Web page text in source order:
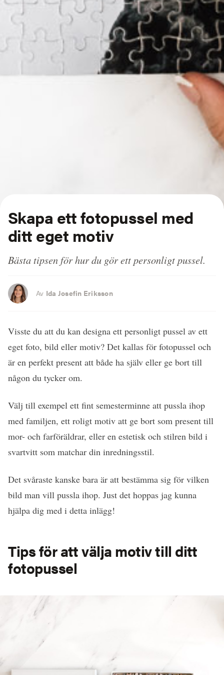
Skapa ett fotopussel med
ditt eget motiv
Bästa tipsen för hur du gör ett personligt pussel.
Av Ida Josefin Eriksson
Visste du att du kan designa ett personligt pussel av ett
eget foto, bild eller motiv? Det kallas för fotopussel och
är en perfekt present att både ha själv eller ge bort till
någon du tycker om.
Välj till exempel ett fint semesterminne att pussla ihop
med familjen, ett roligt motiv att ge bort som present till
mor- och farföräldrar, eller en estetisk och stilren bild i
svartvitt som matchar din inredningsstil.
Det svåraste kanske bara är att bestämma sig för vilken
bild man vill pussla ihop. Just det hoppas jag kunna
hjälpa dig med i detta inlägg!
Tips för att välja motiv till ditt
fotopussel